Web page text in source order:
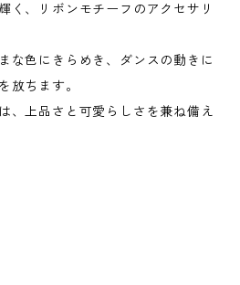
く、リボンモチーフのアクセサリ
な色にきらめき、ダンスの動きに
放ちます。
、上品さと可愛らしさを兼ね備え